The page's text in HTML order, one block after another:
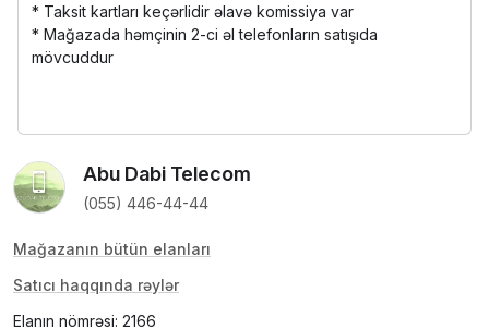
* Taksit kartları keçərlidir əlavə komissiya var
* Mağazada həmçinin 2-ci əl telefonların satışıda
mövcuddur
Abu Dabi Telecom
(055) 446-44-44
Mağazanın bütün elanları
Satıcı haqqında rəylər
Elanın nömrəsi: 2166